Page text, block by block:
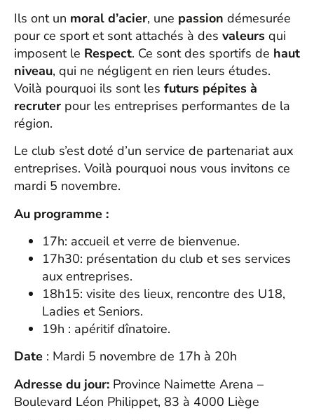
Ils ont un moral d’acier, une passion démesurée
pour ce sport et sont attachés à des valeurs qui
imposent le Respect. Ce sont des sportifs de haut
niveau, qui ne négligent en rien leurs études.
Voilà pourquoi ils sont les futurs pépites à
recruter pour les entreprises performantes de la
région.
Le club s’est doté d’un service de partenariat aux
entreprises. Voilà pourquoi nous vous invitons ce
mardi 5 novembre.
Au programme :
17h: accueil et verre de bienvenue.
17h30: présentation du club et ses services
aux entreprises.
18h15: visite des lieux, rencontre des U18,
Ladies et Seniors.
19h : apéritif dînatoire.
Date : Mardi 5 novembre de 17h à 20h
Adresse du jour: Province Naimette Arena –
Boulevard Léon Philippet, 83 à 4000 Liège